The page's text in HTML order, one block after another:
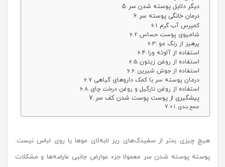
دیگر دلایل پوسته شدن سر
درمان خانگی پوسته سر
کمپرس آب گرم
شامپوی پوست حساس
پرهیز از رنگ مو
استفاده از آلوئه‌ ورا
استفاده از روغن زیتون
استفاده از جوش شیرین
درمان پوسته سر با کمک داروهای گیاهی
استفاده از روغن نارگیل و روغن درخت چای
پیشگیری از پوست پوست شدن کف سر
جمع بندی
هیچ چیزی بدتر از سفیدک‌های ریز لابه‌لای موها یا روی لباس نیست.
پوسته پوسته شدن سر معمولا جزء عوارض جانبی عارضه‌ها و مشکلات